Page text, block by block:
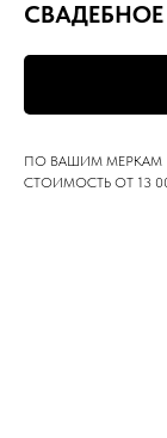
ПО ВАШИМ МЕРКАМ
СТОИМОСТЬ ОТ 13